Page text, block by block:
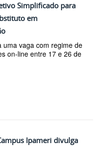
Simplificado para
em
uma vaga com regime de
on-line entre 17 e 26 de
Ipameri divulga